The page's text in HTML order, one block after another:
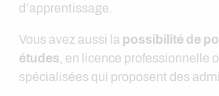
d’apprentissage.
Vous avez aussi la possibilité de
études , en licence professionnelle
spécialisées qui proposent des